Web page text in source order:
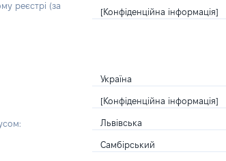
реєстрі (за
[Конфіденційна інформація]
Україна
[Конфіденційна інформація]
Львівська
Самбірський